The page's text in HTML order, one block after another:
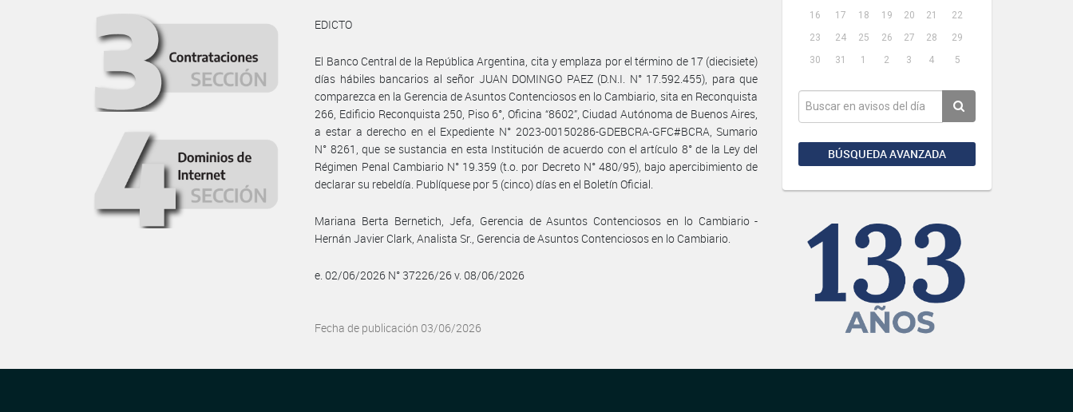
16
17 18 19 20 21
22
23
24 25 26 27 28
29
30
31 1 2 3 4 5
BÚSQUEDA AVANZADA
EDICTO
El Banco Central de la República Argentina, cita y emplaza por el término de 17 (diecisiete)
días hábiles bancarios al señor JUAN DOMINGO PAEZ (D.N.I. N° 17.592.455), para que
comparezca en la Gerencia de Asuntos Contenciosos en lo Cambiario, sita en Reconquista
266, Edificio Reconquista 250, Piso 6°, Oficina “8602”, Ciudad Autónoma de Buenos Aires,
a estar a derecho en el Expediente N° 2023-00150286-GDEBCRA-GFC#BCRA, Sumario
N° 8261, que se sustancia en esta Institución de acuerdo con el artículo 8° de la Ley del
Régimen Penal Cambiario N° 19.359 (t.o. por Decreto N° 480/95), bajo apercibimiento de
declarar su rebeldía. Publíquese por 5 (cinco) días en el Boletín Oficial.
Mariana Berta Bernetich, Jefa, Gerencia de Asuntos Contenciosos en lo Cambiario -
Hernán Javier Clark, Analista Sr., Gerencia de Asuntos Contenciosos en lo Cambiario.
e. 02/06/2026 N° 37226/26 v. 08/06/2026
Fecha de publicación 03/06/2026